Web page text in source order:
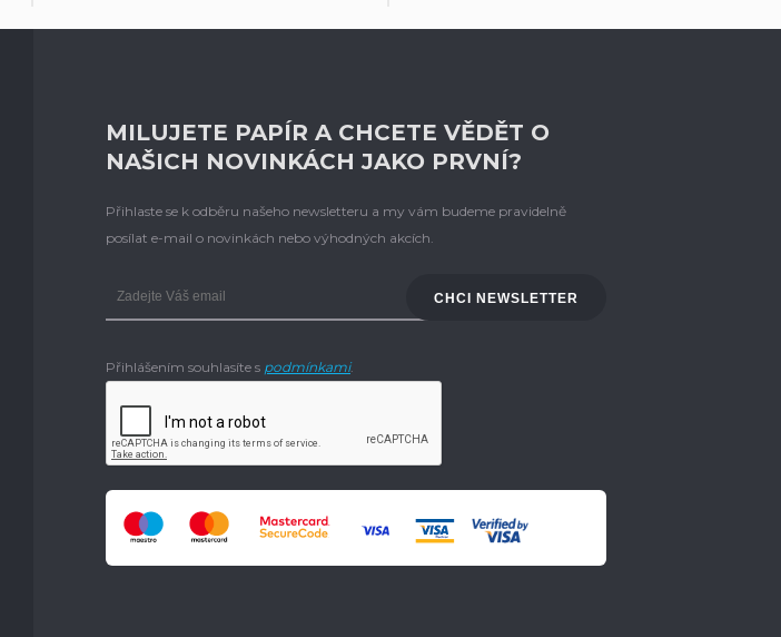
MILUJETE PAPÍR A CHCETE VĚDĚT O
NAŠICH NOVINKÁCH JAKO PRVNÍ?
Přihlaste se k odběru našeho newsletteru a my vám budeme pravidelně
posílat e-mail o novinkách nebo výhodných akcích.
CHCI NEWSLETTER
Přihlášením souhlasíte s podmínkami.